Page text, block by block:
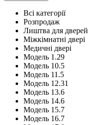
Всі категорії
Розпродаж
Лиштва для дверей
Міжкімнатні двері
Медичні двері
Модель 1.29
Модель 10.5
Модель 11.5
Модель 12.31
Модель 13.6
Модель 14.6
Модель 15.7
Модель 16.7